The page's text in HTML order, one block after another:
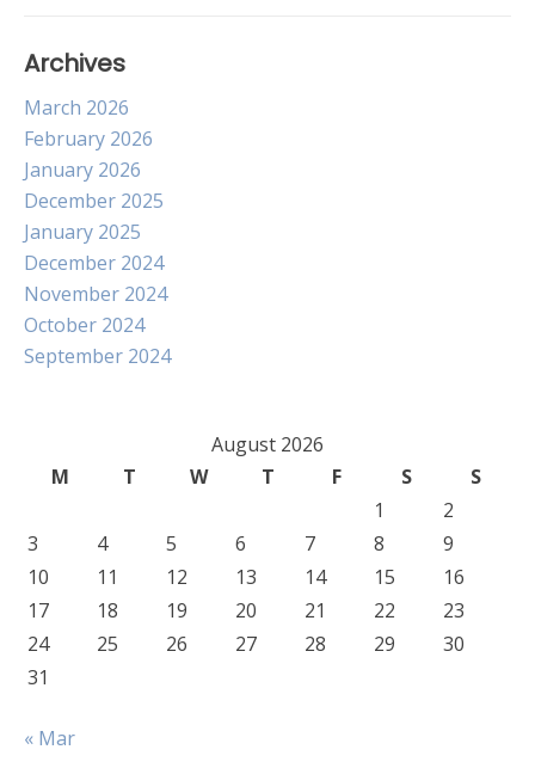
Archives
March 2026
February 2026
January 2026
December 2025
January 2025
December 2024
November 2024
October 2024
September 2024
August 2026
M
T W T F S
S
1
2
3
4 5 6 7 8
9
10
11 12 13 14 15
16
17
18 19 20 21 22
23
24
25 26 27 28 29
30
31
« Mar